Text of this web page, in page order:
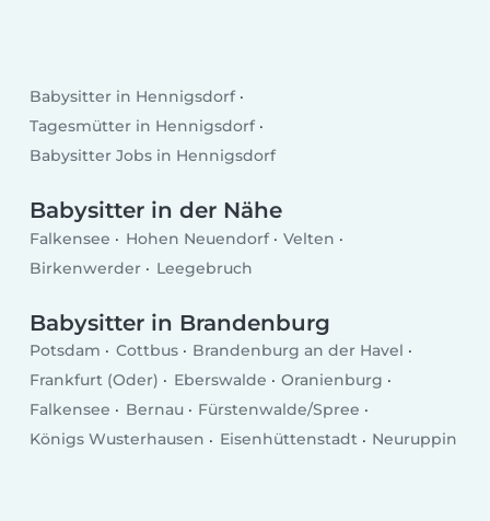
Babysitter in Hennigsdorf
Tagesmütter in Hennigsdorf
Babysitter Jobs in Hennigsdorf
Babysitter in der Nähe
Falkensee Hohen Neuendorf
Velten
Birkenwerder
Leegebruch
Babysitter in Brandenburg
Potsdam Cottbus
Brandenburg an der Havel
Frankfurt (Oder)
Eberswalde
Oranienburg
Falkensee
Bernau
Fürstenwalde/Spree
Königs Wusterhausen
Eisenhüttenstadt Neuruppin